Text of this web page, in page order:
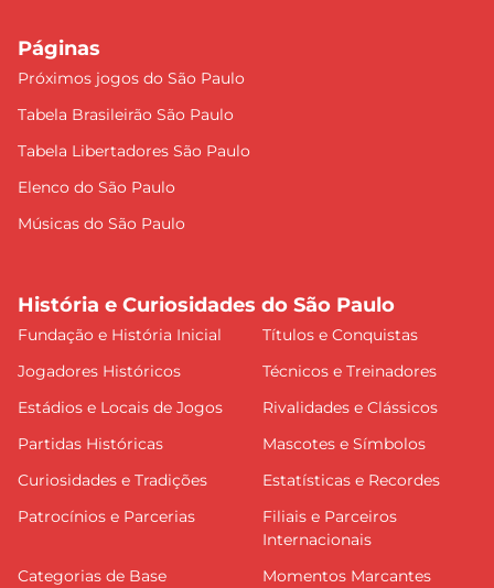
Páginas
Próximos jogos do São Paulo
Tabela Brasileirão São Paulo
Tabela Libertadores São Paulo
Elenco do São Paulo
Músicas do São Paulo
História e Curiosidades do São Paulo
Fundação e História Inicial
Títulos e Conquistas
Jogadores Históricos
Técnicos e Treinadores
Estádios e Locais de Jogos
Rivalidades e Clássicos
Partidas Históricas
Mascotes e Símbolos
Curiosidades e Tradições
Estatísticas e Recordes
Patrocínios e Parcerias
Filiais e Parceiros
Internacionais
Categorias de Base
Momentos Marcantes